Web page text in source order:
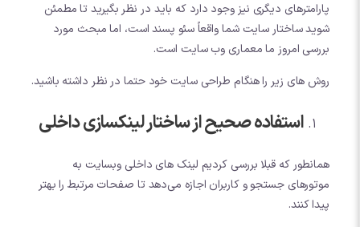
پارامترهای دیگری نیز وجود دارد که باید در نظر بگیرید تا مطمئن
شوید ساختار سایت شما واقعاً سئو پسند است، اما مبحث مورد
بررسی امروز ما معماری وب سایت است.
روش های زیر را هنگام طراحی سایت خود حتما در نظر داشته باشید.
استفاده صحیح از ساختار لینکسازی داخلی
همانطور که قبلا بررسی کردیم لینک های داخلی وبسایت به
موتورهای جستجو و کاربران اجازه می‌دهد تا صفحات مرتبط را بهتر
پیدا کنند.